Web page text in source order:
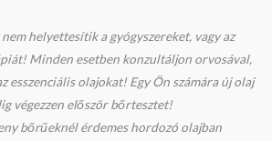
helyettesítik a gyógyszereket, vagy az
Minden esetben konzultáljon orvosával,
esszenciális olajokat! Egy Ön számára új olaj
végezzen először bőrtesztet!
bőrűeknél érdemes hordozó olajban